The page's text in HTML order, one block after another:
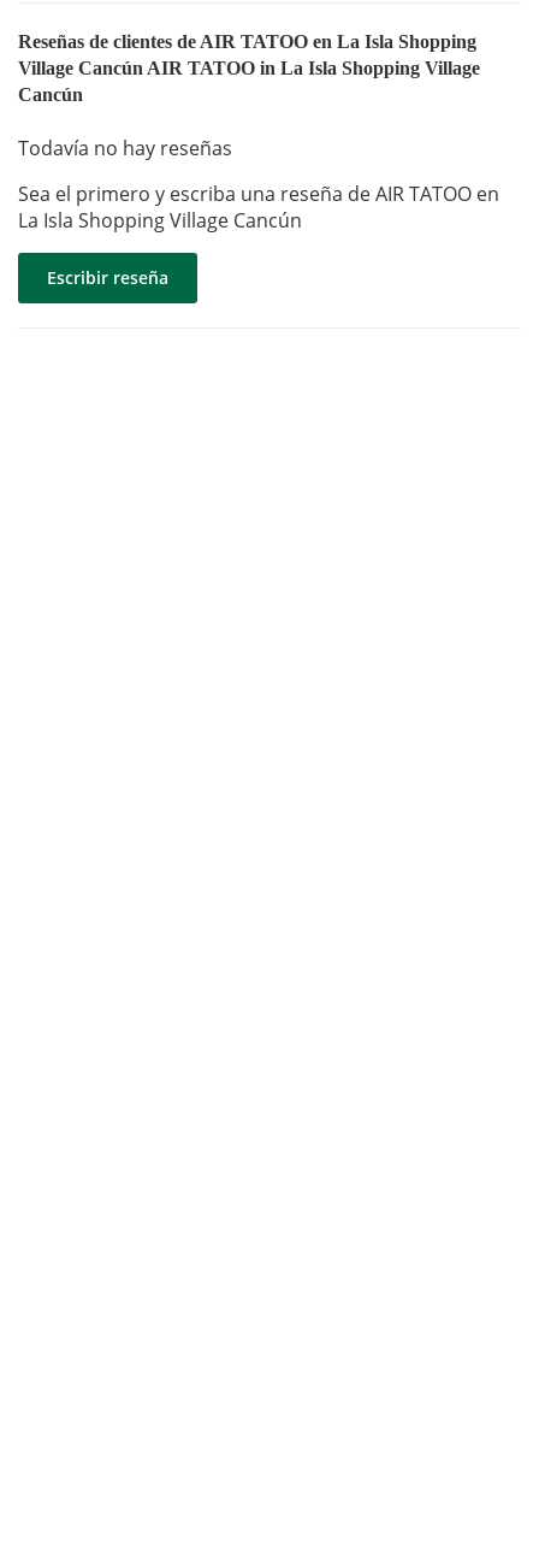
Reseñas de clientes de AIR TATOO en La Isla Shopping
Village Cancún AIR TATOO in La Isla Shopping Village
Cancún
Todavía no hay reseñas
Sea el primero y escriba una reseña de AIR TATOO en
La Isla Shopping Village Cancún
Escribir reseña